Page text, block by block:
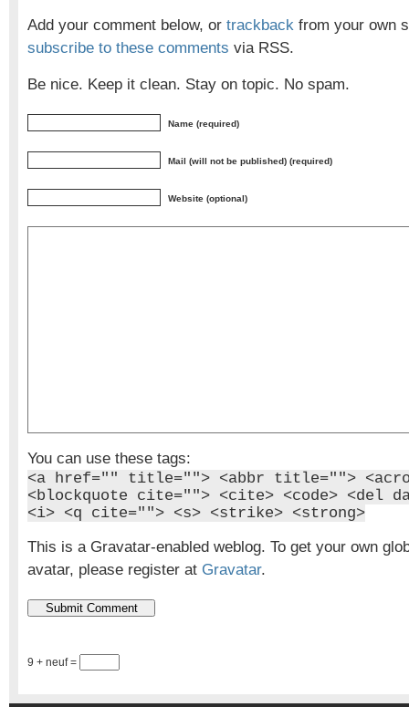
Add your comment below, or trackback from your own
subscribe to these comments via RSS.
Be nice. Keep it clean. Stay on topic. No spam.
Name (required)
Mail (will not be published) (required)
Website (optional)
You can use these tags:
<a href="" title=""> <abbr title="">
<blockquote cite=""> <cite> <code> <del
<i> <q cite=""> <s> <strike> <strong>
This is a Gravatar-enabled weblog. To get your own
avatar, please register at Gravatar.
9 + neuf =